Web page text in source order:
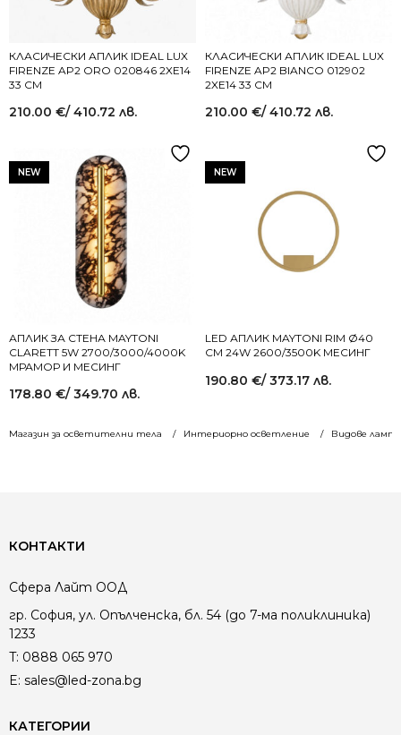
Магазин за осветителни тела Интериорно осветление Видове
КЛАСИЧЕСКИ АПЛИК IDEAL LUX
FIRENZE AP2 ORO 020846 2XE14
33 СМ
210.00 €/ 410.72 лв.
КЛАСИЧЕСКИ АПЛИК IDEAL LUX
FIRENZE AP2 BIANCO 012902
2XE14 33 СМ
210.00 €/ 410.72 лв.
NEW
АПЛИК ЗА СТЕНА MAYTONI
CLARETT 5W 2700/3000/4000K
МРАМОР И МЕСИНГ
178.80 €/ 349.70 лв.
NEW
LED АПЛИК MAYTONI RIM Ø40
СМ 24W 2600/3500K МЕСИНГ
190.80 €/ 373.17 лв.
КОНТАКТИ
Сфера Лайт ООД
гр. София, ул. Опълченска, бл. 54 (до 7-ма поликлиника)
1233
T: 0888 065 970
E: sales@led-zona.bg
КАТЕГОРИИ